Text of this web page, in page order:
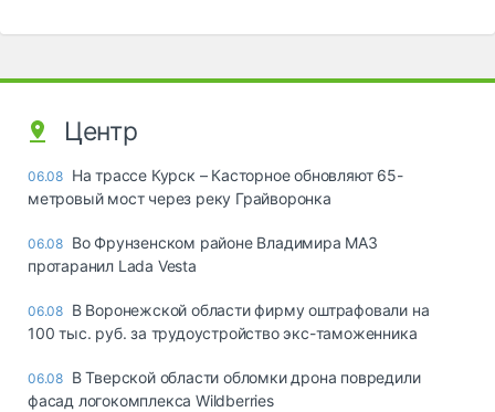
Центр
06.08 На трассе Курск – Касторное обновляют 65-
метровый мост через реку Грайворонка
06.08 Во Фрунзенском районе Владимира МАЗ
протаранил Lada Vesta
06.08 В Воронежской области фирму оштрафовали на
100 тыс. руб. за трудоустройство экс-таможенника
06.08 В Тверской области обломки дрона повредили
фасад логокомплекса Wildberries